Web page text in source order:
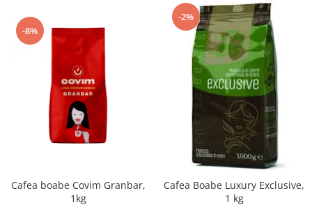
-8%
Cafea boabe Covim Granbar,
1kg
-2%
Cafea Boabe Luxury Exclusive,
1 kg